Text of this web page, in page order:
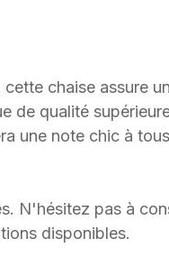
chaise assure
de qualité
une note chic à
N'hésitez pas à
disponibles.